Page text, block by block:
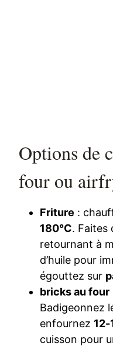
Options de
four ou
Friture :
180°C. Faites
retournant à
d’huile pour
égouttez sur
bricks au four
Badigeonnez
enfournez 12-
cuisson pour